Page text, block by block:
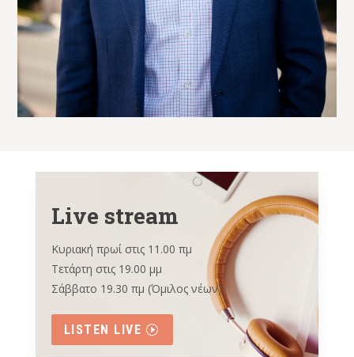
Live stream
Κυριακή πρωί στις 11.00 πμ
Τετάρτη στις 19.00 μμ
Σάββατο 19.30 πμ (Όμιλος νέων)
LISTEN LIVE